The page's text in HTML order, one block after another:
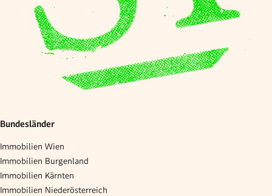
Bundesländer
Immobilien Wien
Immobilien Burgenland
Immobilien Kärnten
Immobilien Niederösterreich